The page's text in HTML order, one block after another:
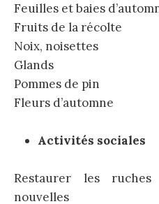
Feuilles et baies
Fruits de la récolte
Noix, noisettes
Glands
Pommes de pin
Fleurs d’automne
Activités sociales
Restaurer les
nouvelles